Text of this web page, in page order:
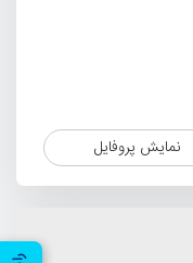
نمایش پروفایل